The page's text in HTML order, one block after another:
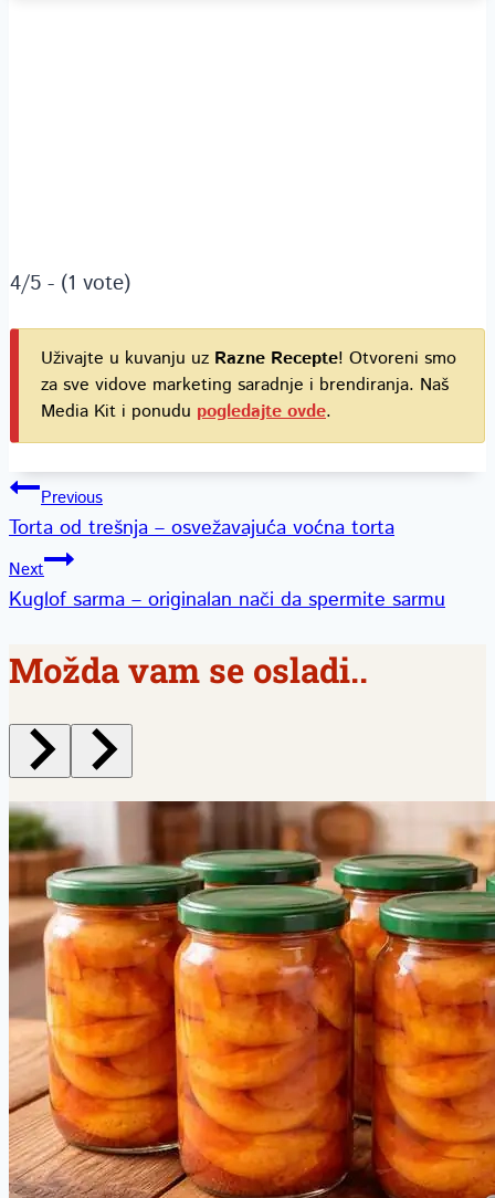
4/5 - (1 vote)
Uživajte u kuvanju uz Razne Recepte! Otvoreni smo
za sve vidove marketing saradnje i brendiranja. Naš
Media Kit i ponudu pogledajte ovde.
Kretanje
članka
Previous
Torta od trešnja – osvežavajuća voćna torta
Next
Kuglof sarma – originalan nači da spermite sarmu
Možda vam se osladi..